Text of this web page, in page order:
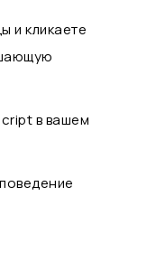
и кликаете
в вашем